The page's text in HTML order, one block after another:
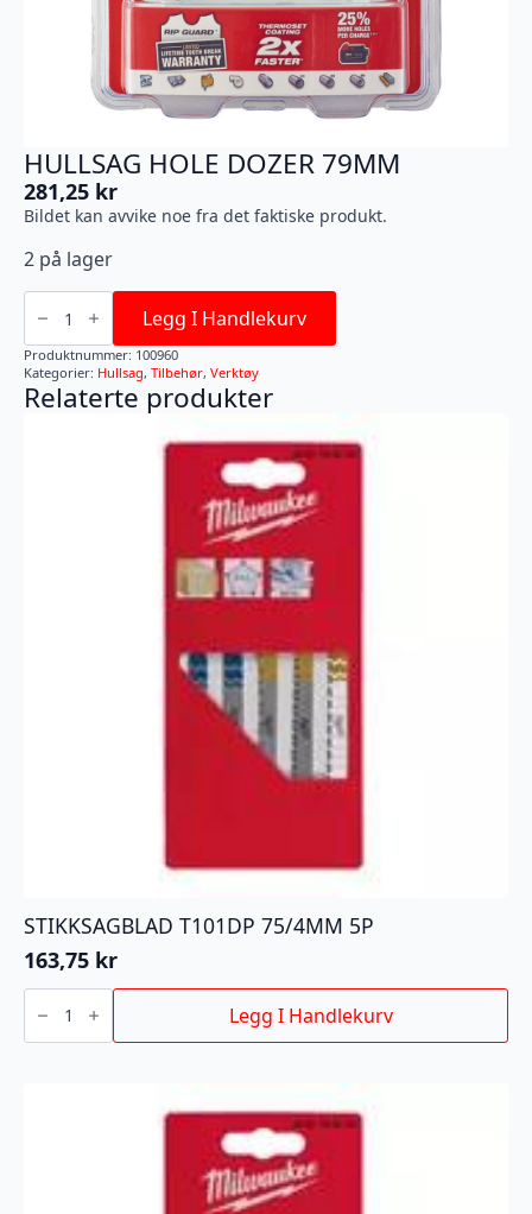
HULLSAG HOLE DOZER 79MM
281,25 kr
Bildet kan avvike noe fra det faktiske produkt.
2 på lager
HULLSAG
HOLE
DOZER
79MM
antall
Legg I Handlekurv
Produktnummer: 100960
Kategorier: Hullsag, Tilbehør, Verktøy
Relaterte produkter
STIKKSAGBLAD T101DP 75/4MM 5P
163,75 kr
STIKKSAGBLAD
T101DP
75/4MM
5P
Legg I Handlekurv